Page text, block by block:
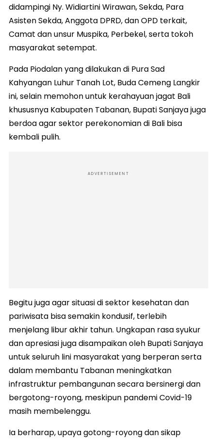
didampingi Ny. Widiartini Wirawan, Sekda, Para
Asisten Sekda, Anggota DPRD, dan OPD terkait,
Camat dan unsur Muspika, Perbekel, serta tokoh
masyarakat setempat.
Pada Piodalan yang dilakukan di Pura Sad
Kahyangan Luhur Tanah Lot, Buda Cemeng Langkir
ini, selain memohon untuk kerahayuan jagat Bali
khususnya Kabupaten Tabanan, Bupati Sanjaya juga
berdoa agar sektor perekonomian di Bali bisa
kembali pulih.
ADVERTISEMENT
Begitu juga agar situasi di sektor kesehatan dan
pariwisata bisa semakin kondusif, terlebih
menjelang libur akhir tahun. Ungkapan rasa syukur
dan apresiasi juga disampaikan oleh Bupati Sanjaya
untuk seluruh lini masyarakat yang berperan serta
dalam membantu Tabanan meningkatkan
infrastruktur pembangunan secara bersinergi dan
bergotong-royong, meskipun pandemi Covid-19
masih membelenggu.
Ia berharap, upaya gotong-royong dan sikap